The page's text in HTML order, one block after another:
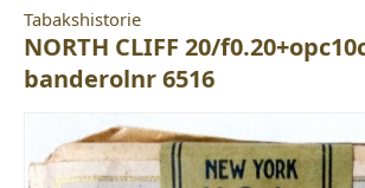
Tabakshistorie
NORTH CLIFF 20/
banderolnr 6516